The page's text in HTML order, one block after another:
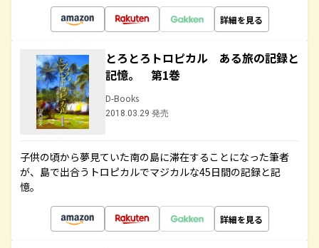
詳細を見る
とろとろトロピカル ある旅の記録と
記憶。 第1巻
D-Books
2018.03.29 発売
子供の頃から夢見ていた南の島に滞在することになった筆者
が、島で出合うトロピカルでマジカルな45日間の記録と記
憶。
詳細を見る